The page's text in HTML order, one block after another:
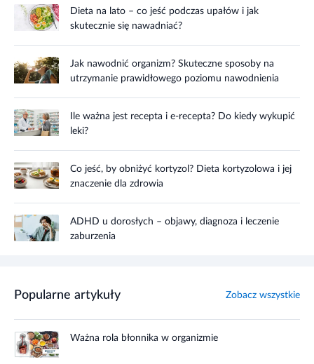
Dieta na lato – co jeść podczas upałów i jak
skutecznie się nawadniać?
Jak nawodnić organizm? Skuteczne sposoby na
utrzymanie prawidłowego poziomu nawodnienia
Ile ważna jest recepta i e-recepta? Do kiedy wykupić
leki?
Co jeść, by obniżyć kortyzol? Dieta kortyzolowa i jej
znaczenie dla zdrowia
ADHD u dorosłych – objawy, diagnoza i leczenie
zaburzenia
Popularne artykuły Zobacz wszystkie
Ważna rola błonnika w organizmie